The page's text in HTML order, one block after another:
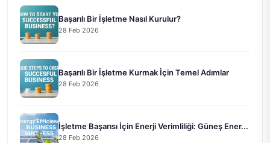
Başarılı Bir İşletme Nasıl Kurulur?
28 Feb 2026
Başarılı Bir İşletme Kurmak İçin Temel Adımlar
28 Feb 2026
İşletme Başarısı İçin Enerji Verimliliği: Güneş Ener...
28 Feb 2026